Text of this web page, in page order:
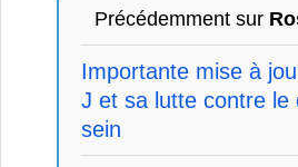
Précédemment sur
Importante mise à
J et sa lutte contre le
sein